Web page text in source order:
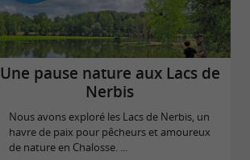
Une pause nature aux Lacs de
Nerbis
Nous avons exploré les Lacs de Nerbis, un
havre de paix pour pêcheurs et amoureux
de nature en Chalosse. ...